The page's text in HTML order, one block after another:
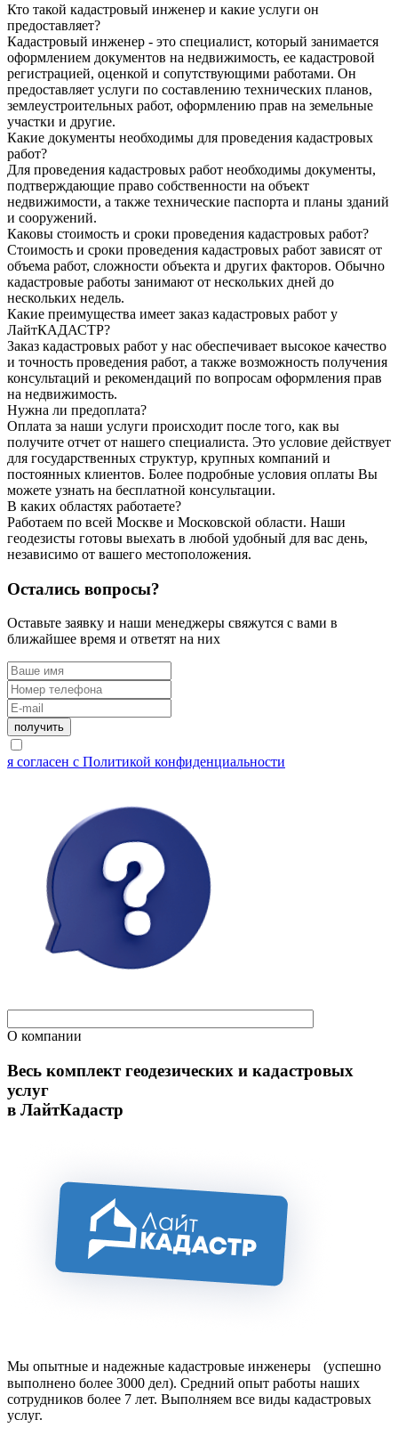
Кто такой кадастровый инженер и какие услуги он
предоставляет?
Кадастровый инженер - это специалист, который занимается
оформлением документов на недвижимость, ее кадастровой
регистрацией, оценкой и сопутствующими работами. Он
предоставляет услуги по составлению технических планов,
землеустроительных работ, оформлению прав на земельные
участки и другие.
Какие документы необходимы для проведения кадастровых
работ?
Для проведения кадастровых работ необходимы документы,
подтверждающие право собственности на объект
недвижимости, а также технические паспорта и планы зданий
и сооружений.
Каковы стоимость и сроки проведения кадастровых работ?
Стоимость и сроки проведения кадастровых работ зависят от
объема работ, сложности объекта и других факторов. Обычно
кадастровые работы занимают от нескольких дней до
нескольких недель.
Какие преимущества имеет заказ кадастровых работ у
ЛайтКАДАСТР?
Заказ кадастровых работ у нас обеспечивает высокое качество
и точность проведения работ, а также возможность получения
консультаций и рекомендаций по вопросам оформления прав
на недвижимость.
Нужна ли предоплата?
Оплата за наши услуги происходит после того, как вы
получите отчет от нашего специалиста. Это условие действует
для государственных структур, крупных компаний и
постоянных клиентов. Более подробные условия оплаты Вы
можете узнать на бесплатной консультации.
В каких областях работаете?
Работаем по всей Москве и Московской области. Наши
геодезисты готовы выехать в любой удобный для вас день,
независимо от вашего местоположения.
Остались вопросы?
Оставьте заявку и наши менеджеры свяжутся с вами в
ближайшее время и ответят на них
я согласен с Политикой конфиденциальности
О компании
Весь комплект геодезических и кадастровых
услуг
в ЛайтКадастр
Мы опытные и надежные кадастровые инженеры (успешно
выполнено более 3000 дел). Средний опыт работы наших
сотрудников более 7 лет. Выполняем все виды кадастровых
услуг.